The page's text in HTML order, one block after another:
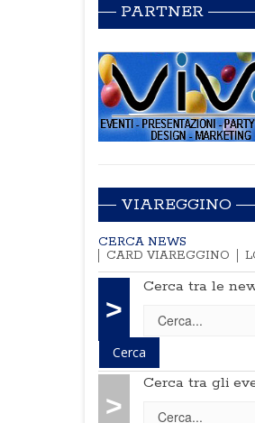
PARTNER
VIAREGGINO
CERCA NEWS
CARD VIAREGGINO
>
Cerca tra le
>
Cerca tra gli